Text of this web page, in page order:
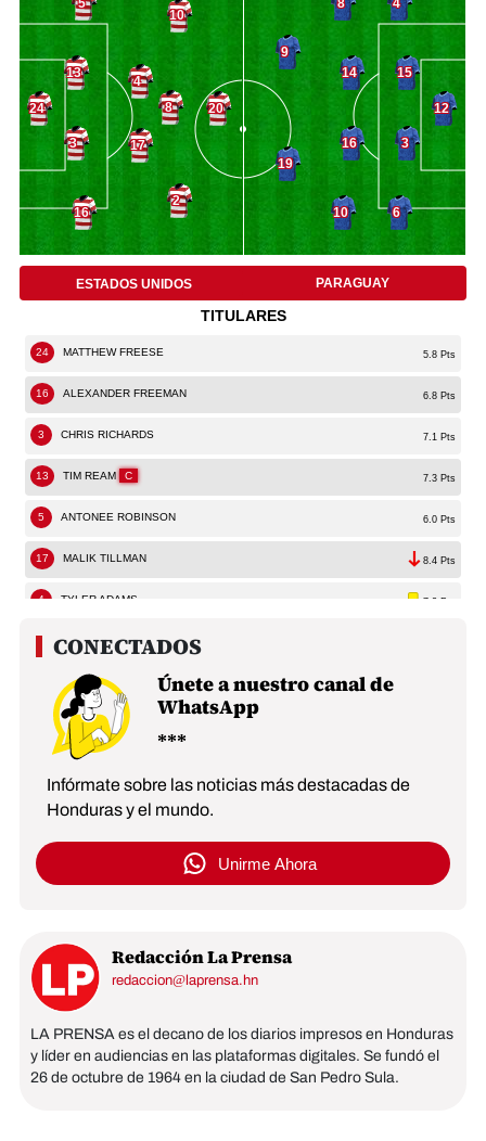
Únete a nuestro canal de
WhatsApp
Infórmate sobre las noticias más destacadas de
Honduras y el mundo.
Unirme Ahora
Redacción La Prensa
redaccion@laprensa.hn
LA PRENSA es el decano de los diarios impresos en Honduras
y líder en audiencias en las plataformas digitales. Se fundó el
26 de octubre de 1964 en la ciudad de San Pedro Sula.